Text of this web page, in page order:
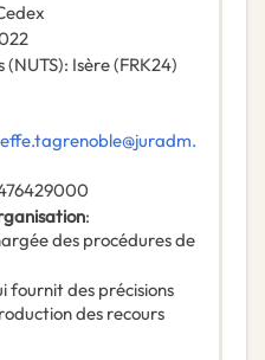
(NUTS): Isère(FRK24)
:
des procédures de
fournit des précisions
des recours